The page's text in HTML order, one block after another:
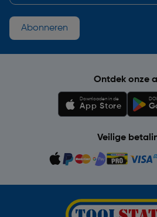
Abonneren
Ontdek onze
Downloaden in de
App Store
Veilige